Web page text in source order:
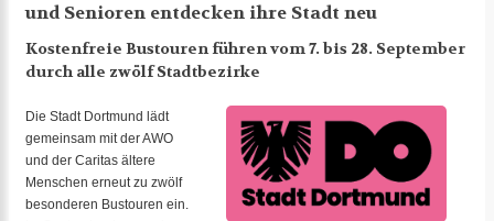
und Senioren entdecken ihre Stadt neu
Kostenfreie Bustouren führen vom 7. bis 28. September
durch alle zwölf Stadtbezirke
Die Stadt Dortmund lädt
gemeinsam mit der AWO
und der Caritas ältere
Menschen erneut zu zwölf
besonderen Bustouren ein.